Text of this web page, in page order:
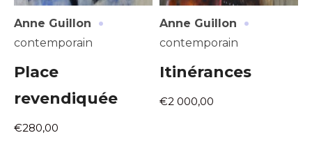
* Champ obligatoire
Anne Guillon ·
contemporain
Place
revendiquée
€280,00
Anne Guillon ·
contemporain
Itinérances
€2 000,00